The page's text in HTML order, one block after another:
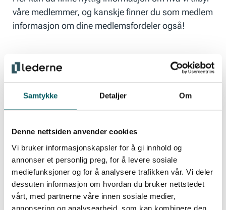
Samtykke Detaljer Om
Denne nettsiden anvender cookies
Vi bruker informasjonskapsler for å gi innhold og
annonser et personlig preg, for å levere sosiale
mediefunksjoner og for å analysere trafikken vår. Vi deler
dessuten informasjon om hvordan du bruker nettstedet
vårt, med partnerne våre innen sosiale medier,
annonsering og analysearbeid, som kan kombinere den
våre medlemmer, og kanskje finner du som medlem
informasjon om dine medlemsfordeler også!
Verv et nytt medlem
Husk også at når du som medlem verver et nytt
medlem til Lederne, mottar du et gavekort på 500,-
. Sjekk også vår pågående
vervekonkurranse
medlemsnummer/ navn i skjema.
Se gjerne våre tips til verving av nye
medlemmer.